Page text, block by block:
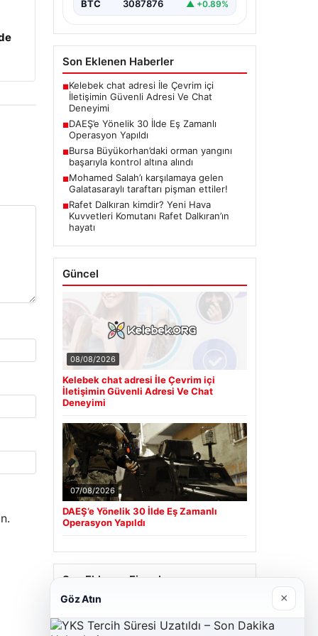
BTC 3087876 ▲ +0.89%
Son Eklenen Haberler
■Kelebek chat adresi İle Çevrim içi
İletişimin Güvenli Adresi Ve Chat
Deneyimi
■DAEŞ’e Yönelik 30 İlde Eş Zamanlı
Operasyon Yapıldı
■Bursa Büyükorhan’daki orman yangını
başarıyla kontrol altına alındı
■Mohamed Salah’ı karşılamaya gelen
Galatasaraylı taraftarı pişman ettiler!
■Rafet Dalkıran kimdir? Yeni Hava
Kuvvetleri Komutanı Rafet Dalkıran’ın
hayatı
Güncel
08/08/2026
Kelebek chat adresi İle Çevrim içi
İletişimin Güvenli Adresi Ve Chat
Deneyimi
07/08/2026
DAEŞ’e Yönelik 30 İlde Eş Zamanlı
Operasyon Yapıldı
Son Eklenen Firmalar
23/06/2026
Göz Atın ×